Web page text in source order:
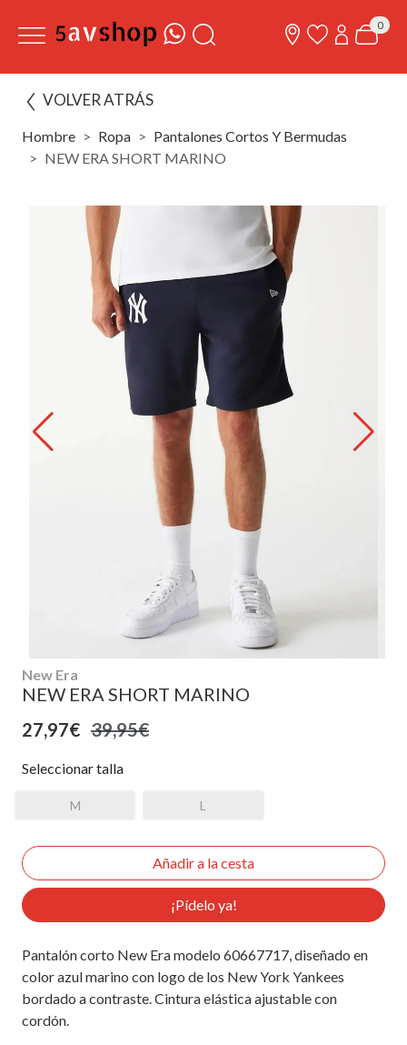
0
VOLVER ATRÁS
Hombre Ropa
Pantalones Cortos Y Bermudas
NEW ERA SHORT MARINO
New Era
NEW ERA SHORT MARINO
27,97€ 39,95€
Seleccionar talla
M L
¡Pídelo ya!
Pantalón corto New Era modelo 60667717, diseñado en
color azul marino con logo de los New York Yankees
bordado a contraste. Cintura elástica ajustable con
cordón.